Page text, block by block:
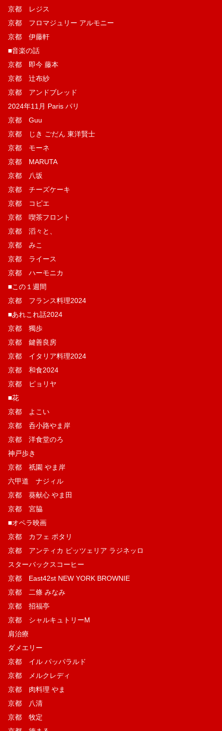
京都 レジス
京都 フロマジュリー アルモニー
京都 伊藤軒
■音楽の話
京都 即今 藤本
京都 辻布紗
京都 アンドブレッド
2024年11月 Paris パリ
京都 Guu
京都 じき ごだん 東洋賢士
京都 モーネ
京都 MARUTA
京都 八坂
京都 チーズケーキ
京都 コピエ
京都 喫茶フロント
京都 滔々と、
京都 みこ
京都 ライース
京都 ハーモニカ
■この１週間
京都 フランス料理2024
■あれこれ話2024
京都 獨歩
京都 鍵善良房
京都 イタリア料理2024
京都 和食2024
京都 ピョリヤ
■花
京都 よこい
京都 呑小路やま岸
京都 洋食堂のろ
神戸歩き
京都 祇園 やま岸
六甲道 ナジィル
京都 葵献心 やま田
京都 宮脇
■オペラ映画
京都 カフェ ポタリ
京都 アンティカ ピッツェリア ラジネッロ
スターバックスコーヒー
京都 East42st NEW YORK BROWNIE
京都 二條 みなみ
京都 招福亭
京都 シャルキュトリーM
肩治療
ダメエリー
京都 イル パッパラルド
京都 メルクレディ
京都 肉料理 やま
京都 八清
京都 牧定